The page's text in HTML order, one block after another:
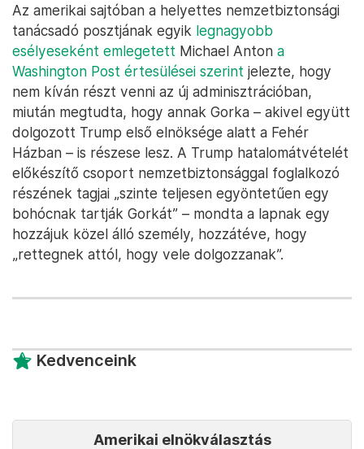
Az amerikai sajtóban a helyettes nemzetbiztonsági
tanácsadó posztjának egyik legnagyobb
esélyeseként emlegetett Michael Anton a
Washington Post értesülései szerint jelezte, hogy
nem kíván részt venni az új adminisztrációban,
miután megtudta, hogy annak Gorka – akivel együtt
dolgozott Trump első elnöksége alatt a Fehér
Házban – is részese lesz. A Trump hatalomátvételét
előkészítő csoport nemzetbiztonsággal foglalkozó
részének tagjai „szinte teljesen egyöntetűen egy
bohócnak tartják Gorkát” – mondta a lapnak egy
hozzájuk közel álló személy, hozzátéve, hogy
„rettegnek attól, hogy vele dolgozzanak”.
Kedvenceink
Amerikai elnökválasztás